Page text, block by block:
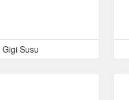
Gigi Susu